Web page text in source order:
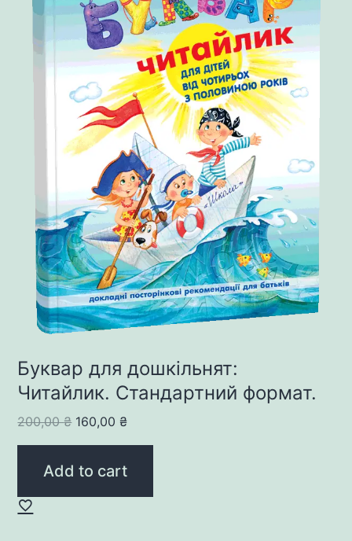
Буквар для дошкільнят:
Читайлик. Стандартний формат.
200,00₴ Original
price
was:
160,00₴Current
price
Add to cart